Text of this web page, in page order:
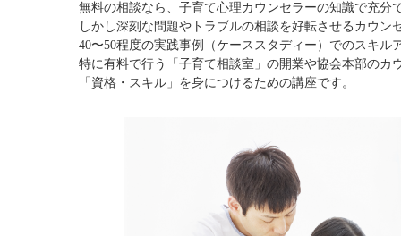
無料の相談なら、子育て心理カウンセラーの知識で充分
しかし深刻な問題やトラブルの相談を好転させるカウン
40〜50程度の実践事例（ケーススタディー）でのスキル
特に有料で行う「子育て相談室」の開業や協会本部のカ
「資格・スキル」を身につけるための講座です。